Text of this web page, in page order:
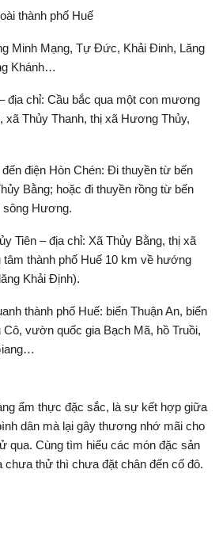
thành phố Huế
Minh Mạng, Tự Đức, Khải Đinh, Lăng
Khánh…
địa chỉ: Cầu bắc qua một con mương
xã Thủy Thanh, thị xã Hương Thủy,
điện Hòn Chén: Đi thuyền từ bến
Bằng; hoặc đi thuyền rồng từ bến
sông Hương.
Tiên – địa chỉ: Xã Thủy Bằng, thị xã
thành phố Huế 10 km về hướng
Khải Định).
thành phố Huế: biển Thuận An, biển
vườn quốc gia Bạch Mã, hồ Truồi,
ẩm thực đặc sắc, là sự kết hợp giữa
dân mà lại gây thương nhớ mãi cho
qua. Cùng tìm hiểu các món đặc sản
chưa thử thì chưa đặt chân đến cố đô.